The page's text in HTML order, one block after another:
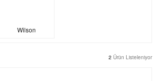
Wilson
2 Ürün Listeleniyor